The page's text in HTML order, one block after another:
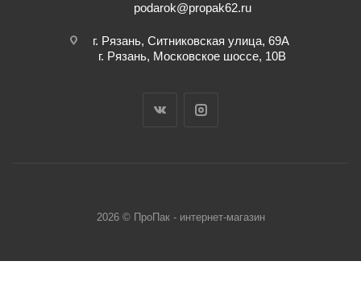
podarok@propak62.ru
г. Рязань, Ситниковская улица, 69А
г. Рязань, Московское шоссе, 10В
2026 © ПроПак - интернет-магазин